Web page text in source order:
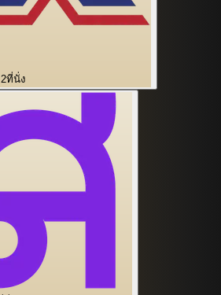
2ที่นั่ง